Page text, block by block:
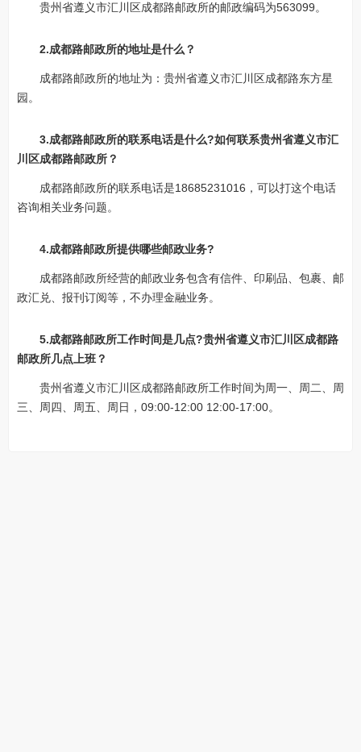
贵州省遵义市汇川区成都路邮政所的邮政编码为563099。
2.成都路邮政所的地址是什么？
成都路邮政所的地址为：贵州省遵义市汇川区成都路东方星
园。
3.成都路邮政所的联系电话是什么?如何联系贵州省遵义市汇
川区成都路邮政所？
成都路邮政所的联系电话是18685231016，可以打这个电话
咨询相关业务问题。
4.成都路邮政所提供哪些邮政业务?
成都路邮政所经营的邮政业务包含有信件、印刷品、包裹、邮
政汇兑、报刊订阅等，不办理金融业务。
5.成都路邮政所工作时间是几点?贵州省遵义市汇川区成都路
邮政所几点上班？
贵州省遵义市汇川区成都路邮政所工作时间为周一、周二、周
三、周四、周五、周日，09:00-12:00 12:00-17:00。